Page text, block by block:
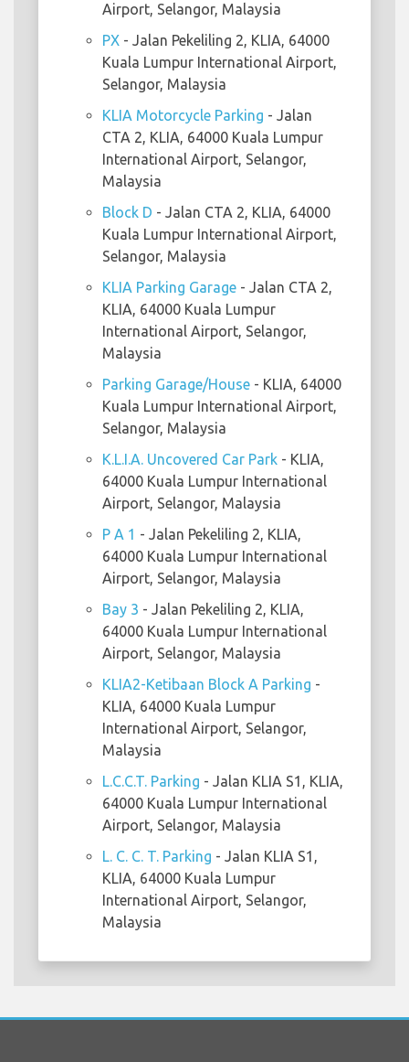
Airport, Selangor, Malaysia
PX - Jalan Pekeliling 2, KLIA, 64000
Kuala Lumpur International Airport,
Selangor, Malaysia
KLIA Motorcycle Parking - Jalan
CTA 2, KLIA, 64000 Kuala Lumpur
International Airport, Selangor,
Malaysia
Block D - Jalan CTA 2, KLIA, 64000
Kuala Lumpur International Airport,
Selangor, Malaysia
KLIA Parking Garage - Jalan CTA 2,
KLIA, 64000 Kuala Lumpur
International Airport, Selangor,
Malaysia
Parking Garage/House - KLIA, 64000
Kuala Lumpur International Airport,
Selangor, Malaysia
K.L.I.A. Uncovered Car Park - KLIA,
64000 Kuala Lumpur International
Airport, Selangor, Malaysia
P A 1 - Jalan Pekeliling 2, KLIA,
64000 Kuala Lumpur International
Airport, Selangor, Malaysia
Bay 3 - Jalan Pekeliling 2, KLIA,
64000 Kuala Lumpur International
Airport, Selangor, Malaysia
KLIA2-Ketibaan Block A Parking -
KLIA, 64000 Kuala Lumpur
International Airport, Selangor,
Malaysia
L.C.C.T. Parking - Jalan KLIA S1, KLIA,
64000 Kuala Lumpur International
Airport, Selangor, Malaysia
L. C. C. T. Parking - Jalan KLIA S1,
KLIA, 64000 Kuala Lumpur
International Airport, Selangor,
Malaysia